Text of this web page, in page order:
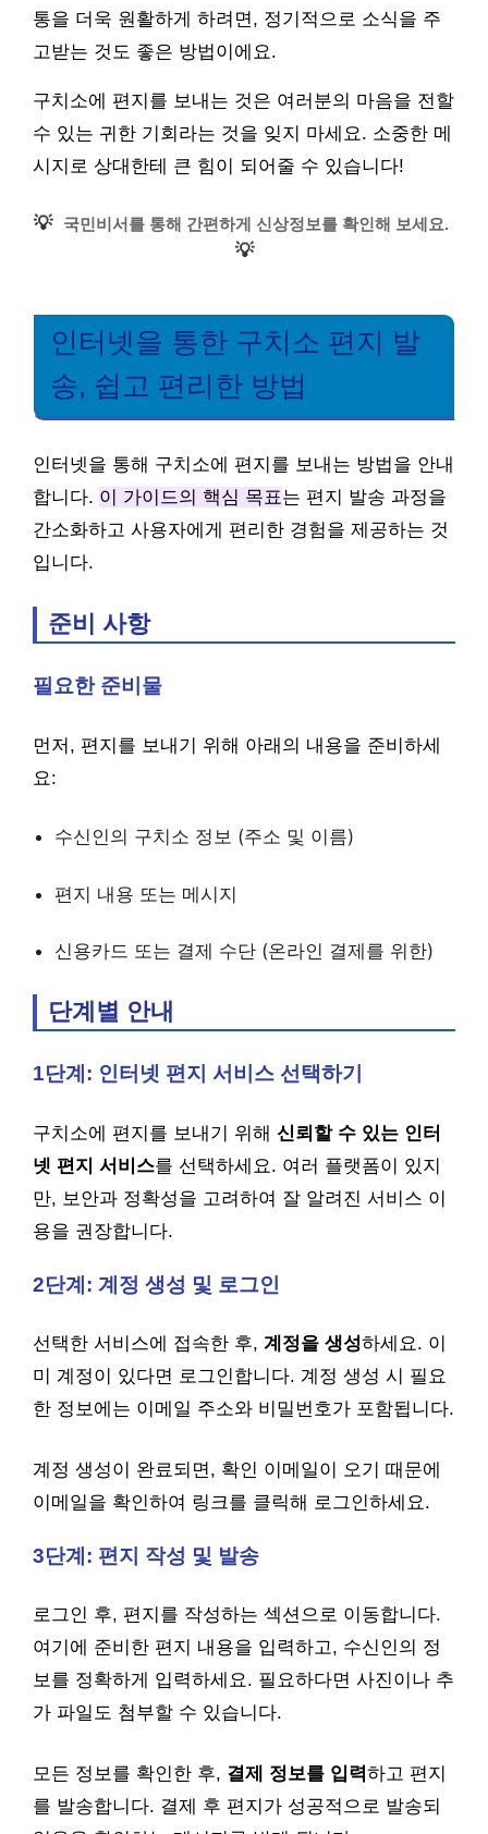
통을 더욱 원활하게 하려면, 정기적으로 소식을 주
고받는 것도 좋은 방법이에요.
구치소에 편지를 보내는 것은 여러분의 마음을 전할
수 있는 귀한 기회라는 것을 잊지 마세요. 소중한 메
시지로 상대한테 큰 힘이 되어줄 수 있습니다!
💡 국민비서를 통해 간편하게 신상정보를 확인해 보세요.
💡
인터넷을 통한 구치소 편지 발
송, 쉽고 편리한 방법
인터넷을 통해 구치소에 편지를 보내는 방법을 안내
합니다. 이 가이드의 핵심 목표는 편지 발송 과정을
간소화하고 사용자에게 편리한 경험을 제공하는 것
입니다.
준비 사항
필요한 준비물
먼저, 편지를 보내기 위해 아래의 내용을 준비하세
요:
수신인의 구치소 정보 (주소 및 이름)
편지 내용 또는 메시지
신용카드 또는 결제 수단 (온라인 결제를 위한)
단계별 안내
1단계: 인터넷 편지 서비스 선택하기
구치소에 편지를 보내기 위해 신뢰할 수 있는 인터
넷 편지 서비스를 선택하세요. 여러 플랫폼이 있지
만, 보안과 정확성을 고려하여 잘 알려진 서비스 이
용을 권장합니다.
2단계: 계정 생성 및 로그인
선택한 서비스에 접속한 후, 계정을 생성하세요. 이
미 계정이 있다면 로그인합니다. 계정 생성 시 필요
한 정보에는 이메일 주소와 비밀번호가 포함됩니다.
계정 생성이 완료되면, 확인 이메일이 오기 때문에
이메일을 확인하여 링크를 클릭해 로그인하세요.
3단계: 편지 작성 및 발송
로그인 후, 편지를 작성하는 섹션으로 이동합니다.
여기에 준비한 편지 내용을 입력하고, 수신인의 정
보를 정확하게 입력하세요. 필요하다면 사진이나 추
가 파일도 첨부할 수 있습니다.
모든 정보를 확인한 후, 결제 정보를 입력하고 편지
를 발송합니다. 결제 후 편지가 성공적으로 발송되